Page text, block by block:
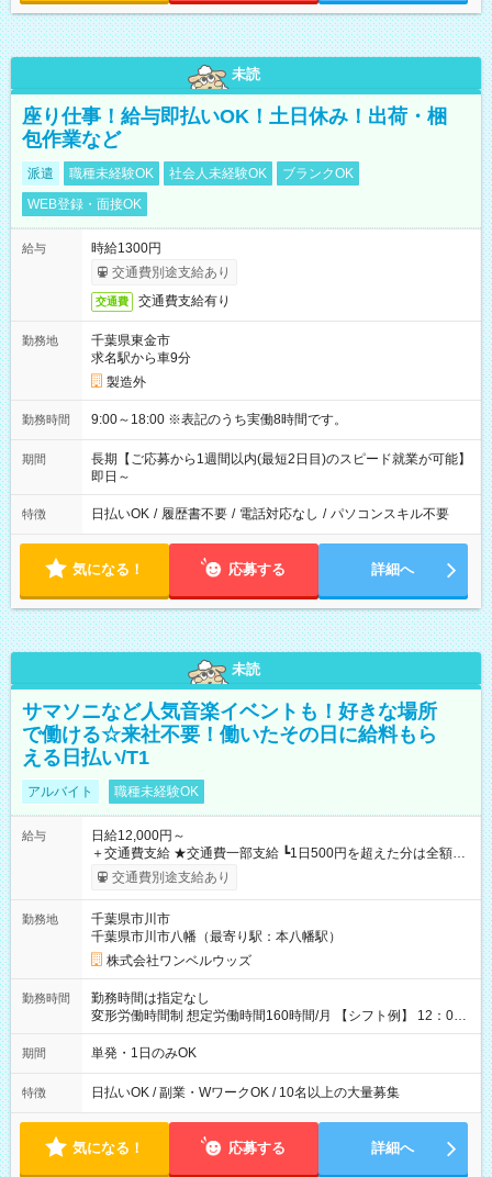
未読
座り仕事！給与即払いOK！土日休み！出荷・梱
包作業など
派遣 職種未経験OK 社会人未経験OK
ブランクOK
WEB登録・面接OK
給与
時給1300円
交通費別途支給あり
交通費 交通費支給有り
勤務地
千葉県東金市
求名駅から車9分
製造外
勤務時間 9:00～18:00 ※表記のうち実働8時間です。
期間
長期【ご応募から1週間以内(最短2日目)のスピード就業が可能】
即日～
特徴 日払いOK / 履歴書不要 / 電話対応なし / パソコンスキル不要
気になる！ 応募する 詳細へ
未読
サマソニなど人気音楽イベントも！好きな場所
で働ける☆来社不要！働いたその日に給料もら
える日払い/T1
アルバイト 職種未経験OK
給与
日給12,000円～
＋交通費支給 ★交通費一部支給 ┗1日500円を超えた分は全額支
給！ ※往復500円以内の方は自己負担となります ★日払いOK！
（規定あり） ┗働いたその日に現金GET♪ お仕事後はコンビニ
なし
交通費別途支給あり
勤務地
千葉県市川市
千葉県市川市八幡（最寄り駅：本八幡駅）
株式会社ワンベルウッズ
勤務時間
勤務時間は指定なし
変形労働時間制 想定労働時間160時間/月 【シフト例】 12：00
～22：00
期間 単発・1日のみOK
特徴 日払いOK / 副業・WワークOK / 10名以上の大量募集
気になる！ 応募する 詳細へ